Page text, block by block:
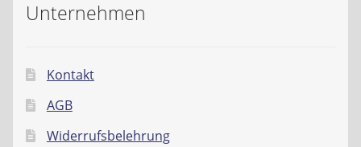
Unternehmen
Kontakt
AGB
Widerrufsbelehrung